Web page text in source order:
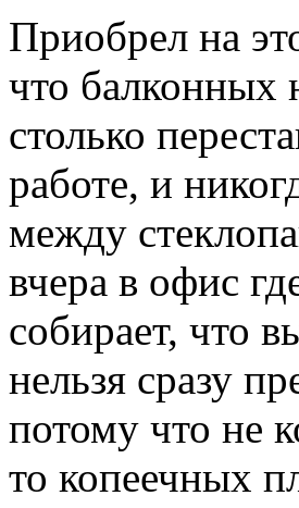
Приобрел на
что балконных
столько
работе, и
между
вчера в офис
собирает, что
нельзя сразу
потому что не
то копеечных